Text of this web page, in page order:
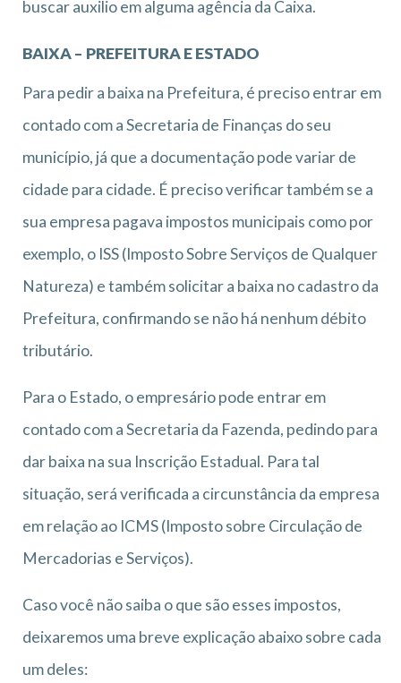
buscar auxilio em alguma agência da Caixa.
BAIXA – PREFEITURA E ESTADO
Para pedir a baixa na Prefeitura, é preciso entrar em
contado com a Secretaria de Finanças do seu
município, já que a documentação pode variar de
cidade para cidade. É preciso verificar também se a
sua empresa pagava impostos municipais como por
exemplo, o ISS (Imposto Sobre Serviços de Qualquer
Natureza) e também solicitar a baixa no cadastro da
Prefeitura, confirmando se não há nenhum débito
tributário.
Para o Estado, o empresário pode entrar em
contado com a Secretaria da Fazenda, pedindo para
dar baixa na sua Inscrição Estadual. Para tal
situação, será verificada a circunstância da empresa
em relação ao ICMS (Imposto sobre Circulação de
Mercadorias e Serviços).
Caso você não saiba o que são esses impostos,
deixaremos uma breve explicação abaixo sobre cada
um deles: